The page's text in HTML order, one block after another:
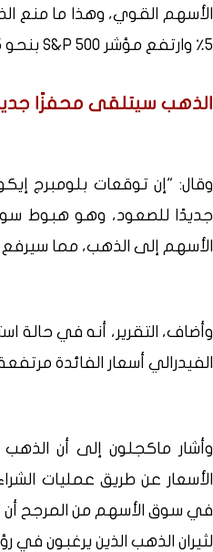
الأسهم القوي، وهذا ما منع
5٪ وارتفع مؤشر S&P 500 بنحو 15٪ في عام 2023. لكن هذا الأداء لن يستمر.
الذهب سيتلقى محفزًا
وقال: "إن توقعات بلومبرج
جديدًا للصعود، وهو هبوط
الأسهم إلى الذهب، مما سيرفع
وأضاف، التقرير، أنه في
الفيدرالي أسعار الفائدة
وأشار ماكجلون إلى أن الذهب
الأسعار عن طريق عمليات
في سوق الأسهم من المرجح أن
لثيران الذهب الذين يرغبون في رؤية